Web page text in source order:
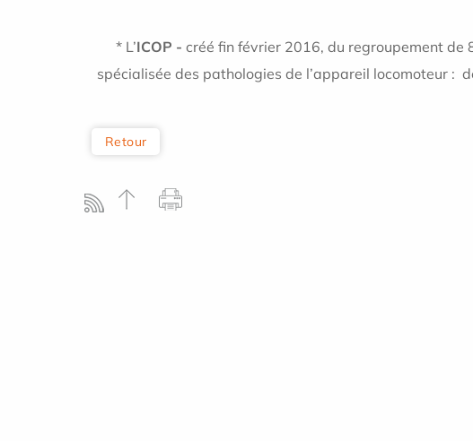
* L’ICOP - créé fin février 2016, du regroupement de
spécialisée des pathologies de l’appareil locomoteur :
Retour